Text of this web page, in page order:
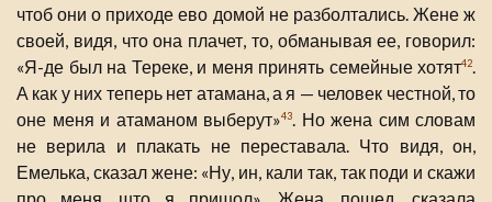
чтоб они о приходе ево домой не разболтались. Жене ж
своей, видя, что она плачет, то, обманывая ее, говорил:
«Я-де был на Тереке, и меня принять семейные хотят42.
А как у них теперь нет атамана, а я — человек честной, то
оне меня и атаманом выберут»43. Но жена сим словам
не верила и плакать не переставала. Что видя, он,
Емелька, сказал жене: «Ну, ин, кали так, так поди и скажи